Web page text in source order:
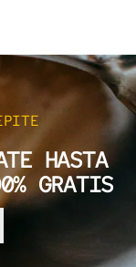
HASTA
GRATIS